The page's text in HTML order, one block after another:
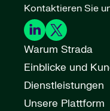
Kontaktieren Sie
Warum Strada
Einblicke und
Dienstleistungen
Unsere Plattform